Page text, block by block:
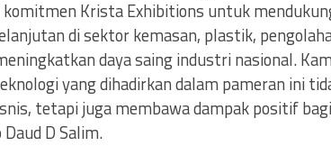
Krista Exhibitions untuk
di sektor kemasan, plastik,
daya saing industri nasional.
yang dihadirkan dalam pameran ini
tetapi juga membawa dampak positif
D Salim.